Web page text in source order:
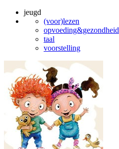
jeugd
(voor)lezen
opvoeding&gezondheid
taal
voorstelling